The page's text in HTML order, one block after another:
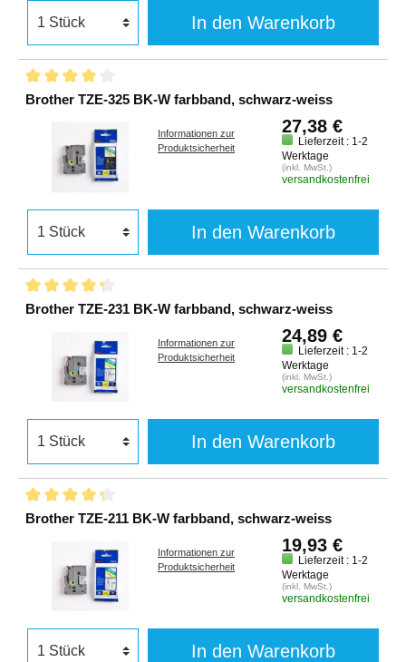
In den Warenkorb
Brother TZE-325 BK-W farbband, schwarz-weiss
Informationen zur
Produktsicherheit
27,38 €
Lieferzeit : 1-2
Werktage
(inkl. MwSt.)
versandkostenfrei
In den Warenkorb
Brother TZE-231 BK-W farbband, schwarz-weiss
Informationen zur
Produktsicherheit
24,89 €
Lieferzeit : 1-2
Werktage
(inkl. MwSt.)
versandkostenfrei
In den Warenkorb
Brother TZE-211 BK-W farbband, schwarz-weiss
Informationen zur
Produktsicherheit
19,93 €
Lieferzeit : 1-2
Werktage
(inkl. MwSt.)
versandkostenfrei
In den Warenkorb